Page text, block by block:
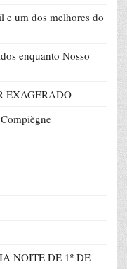
e um dos melhores do
enquanto Nosso
EXAGERADO
NOITE DE 1º DE